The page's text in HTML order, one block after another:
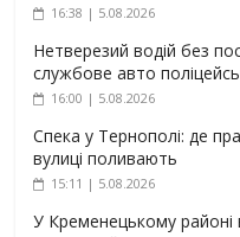
16:38 | 5.08.2026
Нетверезий водій без
службове авто
16:00 | 5.08.2026
Спека у Тернополі: де
вулиці поливають
15:11 | 5.08.2026
У Кременецькому районі